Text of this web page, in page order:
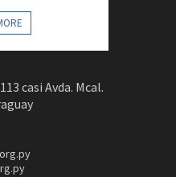
casi Avda. Mcal.